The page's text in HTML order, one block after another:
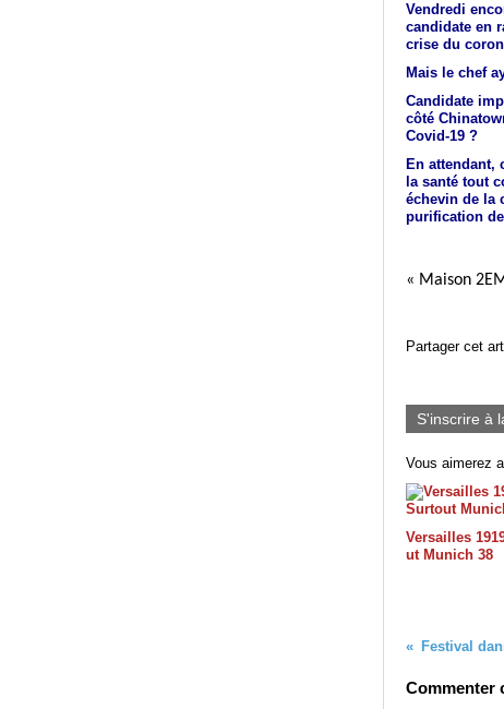
Vendredi
candidate en
crise du
Mais le chef
Candidate
côté
Covid-19 ?
En attendant,
la santé tout
échevin de la
purification
« Maison 2
Partager cet
S'inscrire à
Vous aimerez
Versailles
ut Munich 38
Festival
Commenter